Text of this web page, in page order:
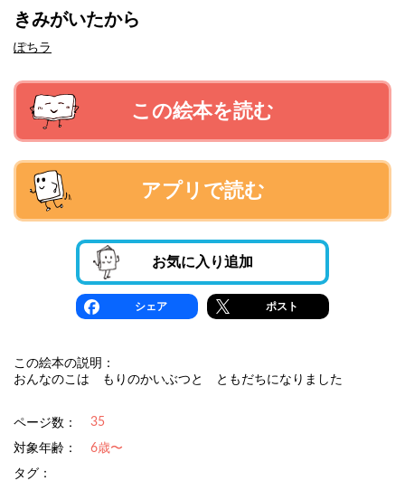
きみがいたから
ぽちラ
この絵本を読む
アプリで読む
お気に入り追加
シェア ポスト
この絵本の説明：
おんなのこは もりのかいぶつと ともだちになりました
ページ数： 35
対象年齢：
6歳〜
タグ：